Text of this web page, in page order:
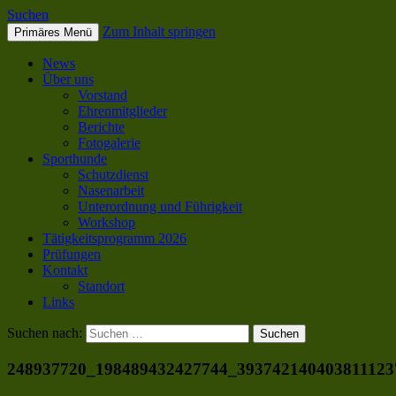
SC OG Biel-Pieterlen
Suchen
Primäres Menü Zum Inhalt springen
News
Über uns
Vorstand
Ehrenmitglieder
Berichte
Fotogalerie
Sporthunde
Schutzdienst
Nasenarbeit
Unterordnung und Führigkeit
Workshop
Tätigkeitsprogramm 2026
Prüfungen
Kontakt
Standort
Links
Suchen nach: